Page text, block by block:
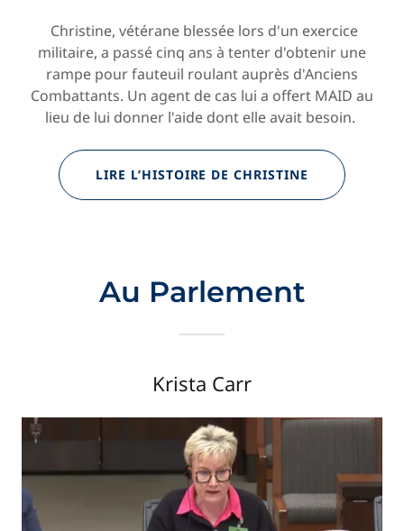
Christine, vétérane blessée lors d'un exercice
militaire, a passé cinq ans à tenter d'obtenir une
rampe pour fauteuil roulant auprès d'Anciens
Combattants. Un agent de cas lui a offert MAID au
lieu de lui donner l'aide dont elle avait besoin.
LIRE L’HISTOIRE DE CHRISTINE
Au Parlement
Krista Carr